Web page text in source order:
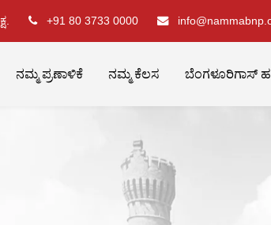
+91 80 3733 0000
ನಮ್ಮ ಪ್ರಣಾಳಿಕೆ ನಮ್ಮ ಕೆಲಸ ಬೆಂಗಳೂರಿಗಾಸ್